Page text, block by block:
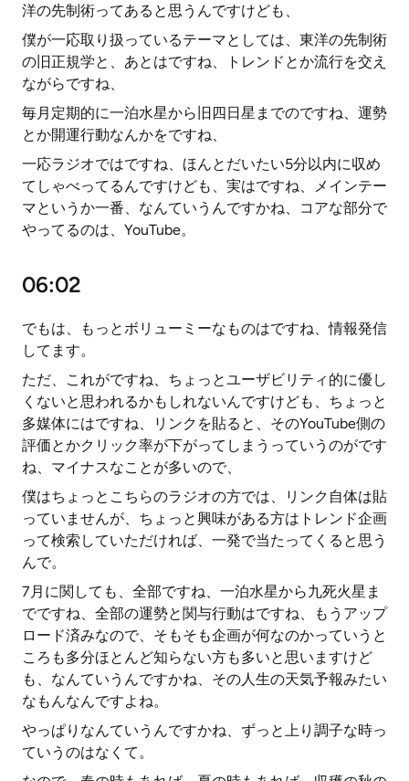
洋の先制術ってあると思うんですけども、
僕が一応取り扱っているテーマとしては、東洋の先制術
の旧正規学と、あとはですね、トレンドとか流行を交え
ながらですね、
毎月定期的に一泊水星から旧四日星までのですね、運勢
とか開運行動なんかをですね、
一応ラジオではですね、ほんとだいたい5分以内に収め
てしゃべってるんですけども、実はですね、メインテー
マというか一番、なんていうんですかね、コアな部分で
やってるのは、YouTube。
06:02
でもは、もっとボリューミーなものはですね、情報発信
してます。
ただ、これがですね、ちょっとユーザビリティ的に優し
くないと思われるかもしれないんですけども、ちょっと
多媒体にはですね、リンクを貼ると、そのYouTube側の
評価とかクリック率が下がってしまうっていうのがです
ね、マイナスなことが多いので、
僕はちょっとこちらのラジオの方では、リンク自体は貼
っていませんが、ちょっと興味がある方はトレンド企画
って検索していただければ、一発で当たってくると思う
んで。
7月に関しても、全部ですね、一泊水星から九死火星ま
でですね、全部の運勢と関与行動はですね、もうアップ
ロード済みなので、そもそも企画が何なのかっていうと
ころも多分ほとんど知らない方も多いと思いますけど
も、なんていうんですかね、その人生の天気予報みたい
なもんなんですよね。
やっぱりなんていうんですかね、ずっと上り調子な時っ
ていうのはなくて。